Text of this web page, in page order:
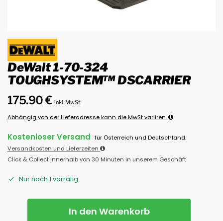
DeWalt 1-70-324
TOUGHSYSTEM™ DSCARRIER
175.90€ inkl. MwSt.
Abhängig von der Lieferadresse kann die MwSt variiren.
Kostenloser Versand für Österreich und Deutschland.
Versandkosten und Lieferzeiten
Click & Collect innerhalb von 30 Minuten in unserem Geschäft
Nur noch 1 vorrätig
In den Warenkorb